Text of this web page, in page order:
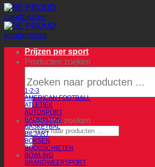
Producten zoeken
Producten zoeken
Prijzen per sport
1-2-3
AMERICAN FOOTBALL
ATLETIEK
AUTOSPORT
BADMINTON
BASKETBAL
BILJART
BOKSEN
BOOGSCHIETEN
BOWLING
BRANDWEERSPORT